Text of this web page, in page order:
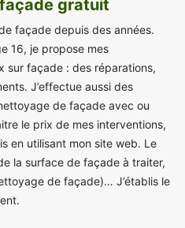
gratuit
façade depuis des années.
16, je propose mes
sur façade : des réparations,
J’effectue aussi des
de façade avec ou
le prix de mes interventions,
en utilisant mon site web. Le
la surface de façade à traiter,
de façade)… J’établis le